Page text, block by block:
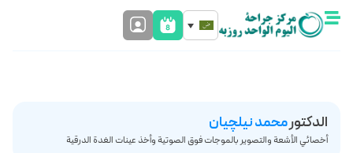
الدکتورمحمد نیلچیان
أخصائي الأشعة والتصوير بالموجات فوق الصوتية وأخذ عينات الغدة الدرقية